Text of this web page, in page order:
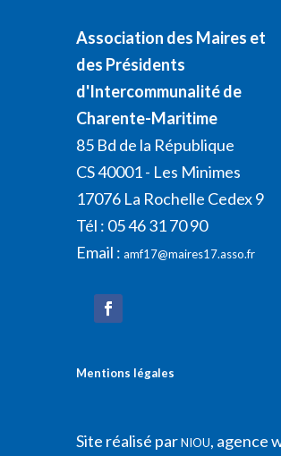
Association des Maires et
des Présidents
d'Intercommunalité de
Charente-Maritime
85 Bd de la République
CS 40001 - Les Minimes
17076 La Rochelle Cedex 9
Tél : 05 46 31 70 90
Email : amf17@maires17.asso.fr
Mentions légales
Site réalisé parNIOU, agence